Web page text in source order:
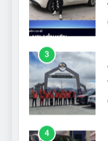
4
5